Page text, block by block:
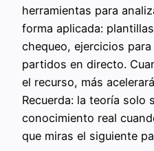
herramientas para
forma aplicada:
chequeo, ejercicios
partidos en directo.
el recurso, más
Recuerda: la teoría solo
conocimiento real
que miras el siguiente